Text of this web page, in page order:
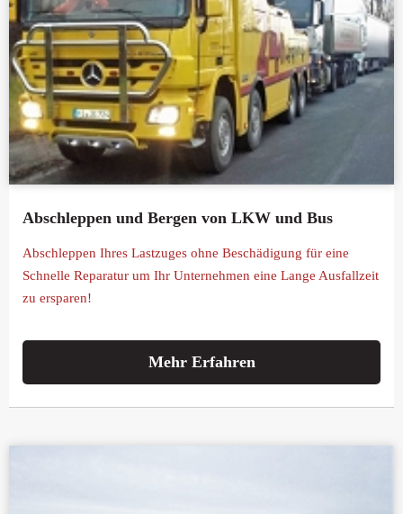
Abschleppen und Bergen von LKW und Bus
Abschleppen Ihres Lastzuges ohne Beschädigung für eine
Schnelle Reparatur um Ihr Unternehmen eine Lange Ausfallzeit
zu ersparen!
Mehr Erfahren